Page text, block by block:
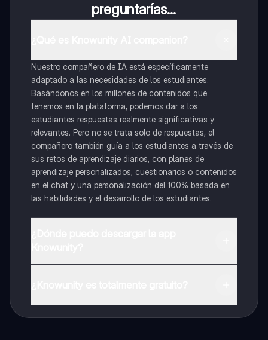
preguntarías...
Nuestro compañero de IA está específicamente
adaptado a las necesidades de los estudiantes.
Basándonos en los millones de contenidos que
tenemos en la plataforma, podemos dar a los
estudiantes respuestas realmente significativas y
relevantes. Pero no se trata solo de respuestas, el
compañero también guía a los estudiantes a través de
sus retos de aprendizaje diarios, con planes de
aprendizaje personalizados, cuestionarios o contenidos
en el chat y una personalización del 100% basada en
las habilidades y el desarrollo de los estudiantes.